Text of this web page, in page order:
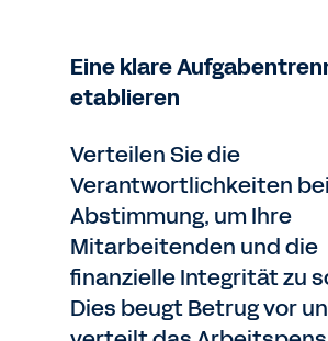
Eine klare
etablieren
Verteilen Sie die
Verantwortlichkeiten
Abstimmung, um Ihre
Mitarbeitenden und die
finanzielle Integrität zu
Dies beugt Betrug vor